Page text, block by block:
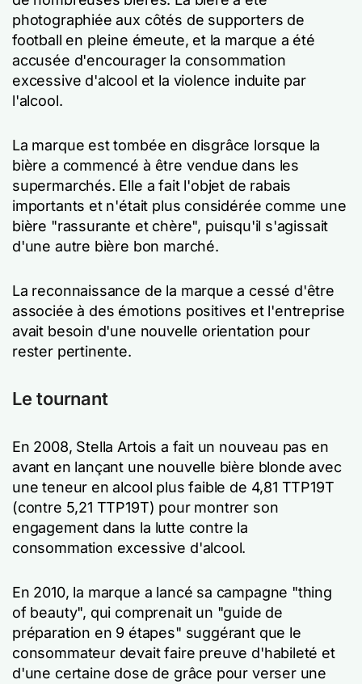
photographiée aux côtés de supporters de
football en pleine émeute, et la marque a été
accusée d'encourager la consommation
excessive d'alcool et la violence induite par
l'alcool.
La marque est tombée en disgrâce lorsque la
bière a commencé à être vendue dans les
supermarchés. Elle a fait l'objet de rabais
importants et n'était plus considérée comme une
bière "rassurante et chère", puisqu'il s'agissait
d'une autre bière bon marché.
La reconnaissance de la marque a cessé d'être
associée à des émotions positives et l'entreprise
avait besoin d'une nouvelle orientation pour
rester pertinente.
Le tournant
En 2008, Stella Artois a fait un nouveau pas en
avant en lançant une nouvelle bière blonde avec
une teneur en alcool plus faible de 4,81 TTP19T
(contre 5,21 TTP19T) pour montrer son
engagement dans la lutte contre la
consommation excessive d'alcool.
En 2010, la marque a lancé sa campagne "thing
of beauty", qui comprenait un "guide de
préparation en 9 étapes" suggérant que le
consommateur devait faire preuve d'habileté et
d'une certaine dose de grâce pour verser une